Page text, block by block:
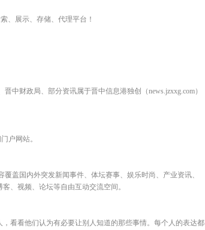
、展示、存储、代理平台！
中财政局、部分资讯属于晋中信息港独创（news.jzxxg.com）
户网站。
盖国内外突发新闻事件、体坛赛事、娱乐时尚、产业资讯、
、视频、论坛等自由互动交流空间。
看看他们认为有必要让别人知道的那些事情。每个人的表达都